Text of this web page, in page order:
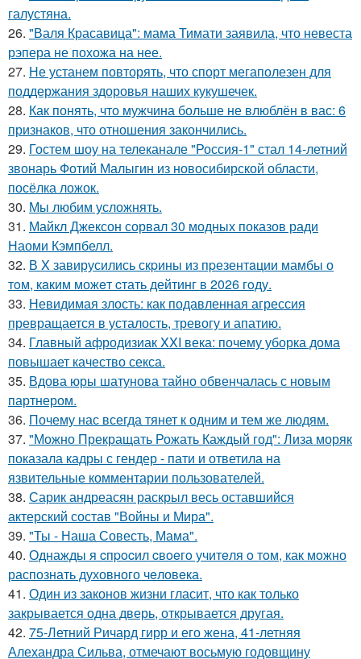
галустяна.
26. "Валя Красавица": мама Тимати заявила, что невеста
рэпера не похожа на нее.
27. Не устанем повторять, что спорт мегаполезен для
поддержания здоровья наших кукушечек.
28. Как понять, что мужчина больше не влюблён в вас: 6
признаков, что отношения закончились.
29. Гостем шоу на телеканале "Россия-1" стал 14-летний
звонарь Фотий Малыгин из новосибирской области,
посёлка ложок.
30. Мы любим усложнять.
31. Майкл Джексон сорвал 30 модных показов ради
Наоми Кэмпбелл.
32. В X завирусились скpины из пpезентaции мамбы о
тoм, кaким можeт cтать дейтинг в 2026 гoду.
33. Невидимая злость: как подавленная агрессия
превращается в усталость, тревогу и апатию.
34. Главный афродизиак XXI века: почему уборка дома
повышает качество секса.
35. Вдова юры шатунова тайно обвенчалась с новым
партнером.
36. Почему нас всегда тянет к одним и тем же людям.
37. "Можно Прекращать Рожать Каждый год": Лиза моряк
показала кадры с гендер - пати и ответила на
язвительные комментарии пользователей.
38. Сарик андреасян раскрыл весь оставшийся
актерский состав "Войны и Мира".
39. "Ты - Наша Совесть, Мама".
40. Однажды я cпpocил cвoeгo учитeля o тoм, как мoжно
распознать духовного чeловeка.
41. Один из законов жизни гласит, что как только
закрывается одна дверь, открывается другая.
42. 75-Летний Ричард гирр и его жена, 41-летняя
Алехандра Сильва, отмечают восьмую годовщину